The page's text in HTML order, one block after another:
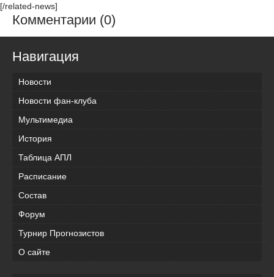
[/related-news]
Комментарии (0)
Навигация
Новости
Новости фан-клуба
Мультимедиа
История
Таблица АПЛ
Расписание
Состав
Форум
Турнир Прогнозистов
О сайте